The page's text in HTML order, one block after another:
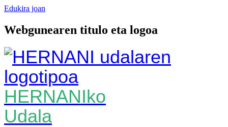
Edukira joan
Webgunearen titulo eta logoa
HERNANIko
Udala